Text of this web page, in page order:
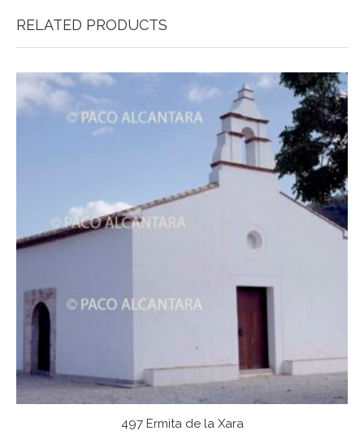
RELATED PRODUCTS
497 Ermita de la Xara